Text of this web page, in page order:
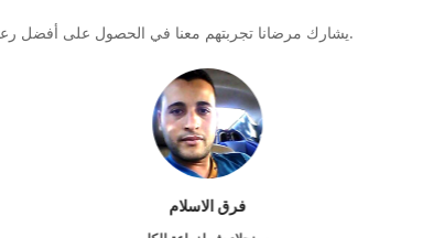
يشارك مرضانا تجربتهم معنا في الحصول على أفضل رعاية صحية عالية الجودة طوال رحلتهم العلاجية لتشكيل رابطة كبيرة للمستقبل.
فرق الاسلام